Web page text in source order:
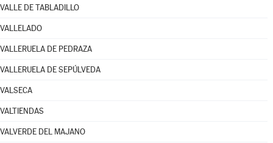
VALLE DE TABLADILLO
VALLELADO
VALLERUELA DE PEDRAZA
VALLERUELA DE SEPÚLVEDA
VALSECA
VALTIENDAS
VALVERDE DEL MAJANO